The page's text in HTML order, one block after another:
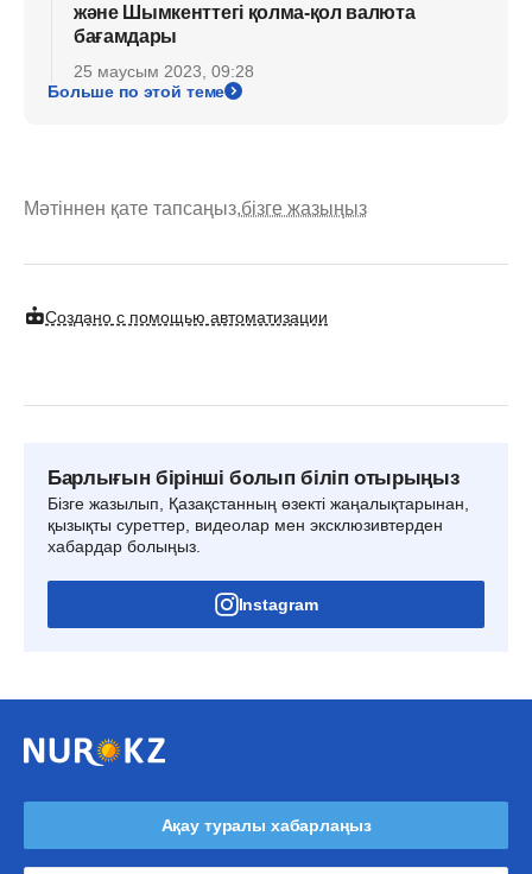
және Шымкенттегі қолма-қол валюта
бағамдары
25 маусым 2023, 09:28
Больше по этой теме
Мәтіннен қате тапсаңыз,бізге жазыңыз
Создано с помощью автоматизации
Барлығын бірінші болып біліп отырыңыз
Бізге жазылып, Қазақстанның өзекті жаңалықтарынан,
қызықты суреттер, видеолар мен эксклюзивтерден
хабардар болыңыз.
Instagram
Ақау туралы хабарлаңыз